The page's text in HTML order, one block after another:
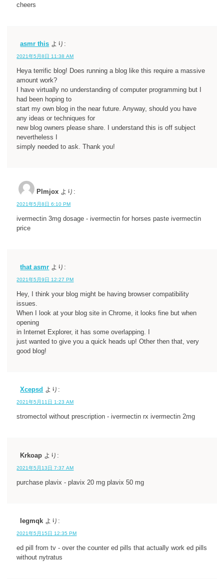
cheers
asmr this より:
2021年5月8日 11:38 AM
Heya terrific blog! Does running a blog like this require a massive
amount work?
I have virtually no understanding of computer programming but I
had been hoping to
start my own blog in the near future. Anyway, should you have
any ideas or techniques for
new blog owners please share. I understand this is off subject
nevertheless I
simply needed to ask. Thank you!
Plmjox より:
2021年5月8日 6:10 PM
ivermectin 3mg dosage - ivermectin for horses paste ivermectin
price
that asmr より:
2021年5月9日 12:27 PM
Hey, I think your blog might be having browser compatibility
issues.
When I look at your blog site in Chrome, it looks fine but when
opening
in Internet Explorer, it has some overlapping. I
just wanted to give you a quick heads up! Other then that, very
good blog!
Xcepsd より:
2021年5月11日 1:23 AM
stromectol without prescription - ivermectin rx ivermectin 2mg
Krkoap より:
2021年5月13日 7:37 AM
purchase plavix - plavix 20 mg plavix 50 mg
Iegmqk より:
2021年5月15日 12:35 PM
ed pill from tv - over the counter ed pills that actually work ed pills
without nytratus